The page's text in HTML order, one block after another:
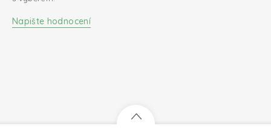
Napište hodnocení